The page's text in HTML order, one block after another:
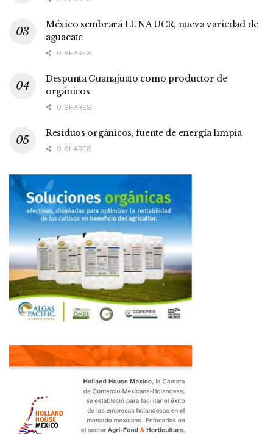
México sembrará LUNA UCR, nueva variedad de
aguacate
0 SHARES
Despunta Guanajuato como productor de
orgánicos
0 SHARES
Residuos orgánicos, fuente de energía limpia
0 SHARES